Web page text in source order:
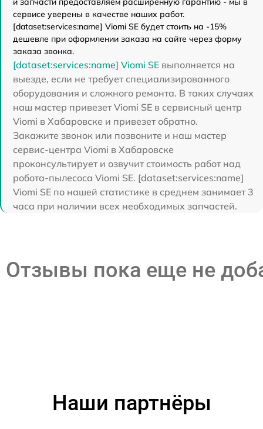
сервисе уверены в качестве наших работ.
[dataset:services:name] Viomi SE будет стоить на -15%
дешевле при оформлении заказа на сайте через форму
заказа звонка.
[dataset:services:name] Viomi SE выполняется на
выезде, если не требует специализированного
оборудования и сложного ремонта. В таких случаях
наш мастер привезет Viomi SE в сервисный центр
Viomi в Хабаровске и привезет обратно.
Закажите звонок или позвоните и наш мастер
сервис-центра Viomi в Хабаровске
проконсультирует и озвучит стоимость работ над
робота-пылесоса Viomi SE. [dataset:services:name]
Viomi SE по нашей статистике в среднем занимает 3
часа при наличии всех необходимых запчастей.
Отзывы пока еще не
Наши партнёры